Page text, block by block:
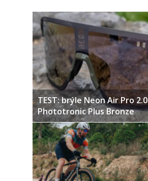
TEST: brýle Neon Air Pro 2.0
Phototronic Plus Bronze